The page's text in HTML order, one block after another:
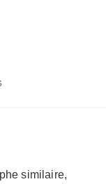
similaire,